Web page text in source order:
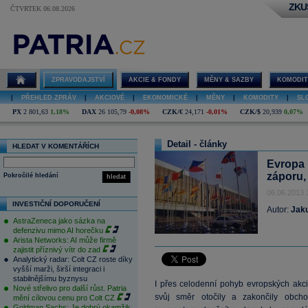
ČTVRTEK 06.08.2026
ZPRAVODAJSTVÍ AKCIE & FONDY MĚNY & SAZBY
PŘEHLED ZPRÁV AKCIOVÉ EKONOMICKÉ MĚNY KOMODITY
PX 2 801,63 1,18% DAX 26 105,79 -0,08% CZK/€ 24,171 -0,01% CZK/$ 20,939 0,07%
HLEDAT V KOMENTÁŘÍCH
hledat
Pokročilé hledání
INVESTIČNÍ DOPORUČENÍ
AstraZeneca jako sázka na
defenzivu mimo AI horečku
Arista Networks: AI může firmě
zajistit příznivý vítr do zad
Analytický radar: Colt CZ roste díky
vyšší marži, širší integraci i
stabilnějšímu byznysu
Nové střelivo pro další růst. Patria
mění cílovou cenu pro Colt CZ
Detail - články
záporu,
06.06.2013
Autor:
I přes celodenní pohyb evropských
svůj směr otočily a zakončily